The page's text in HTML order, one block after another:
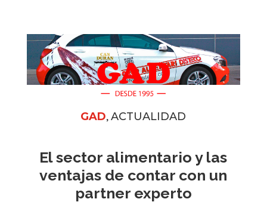
GAD,ACTUALIDAD
El sector alimentario y las
ventajas de contar con un
partner experto